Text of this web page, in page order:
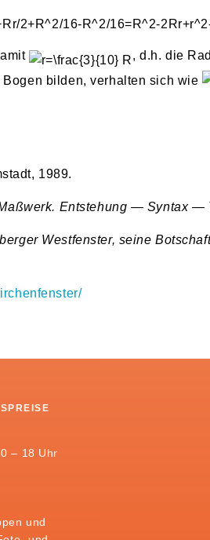
, d.h. die
Bogen bilden, verhalten sich wie
1989.
Entstehung — Syntax —
Westfenster, seine
– 18 Uhr
und